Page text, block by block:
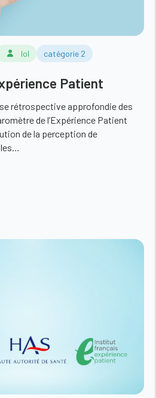
lol catégorie 2
Patient
rétrospective approfondie des
de l’Expérience Patient
de la perception de